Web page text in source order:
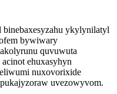
ykylynilatyl
bywiwary
quvuwuta
ehuxasyhyn
nuxovorixide
uvezowyvom.